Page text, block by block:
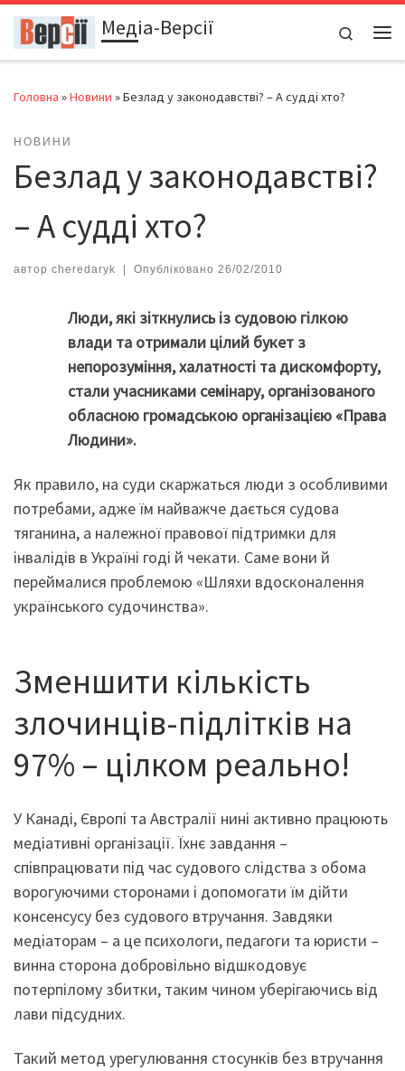
Перейти до вмістуМедіа-Версії
Search
Головна »Новини »Безлад у законодавстві? – А судді хто?
НОВИНИ
Безлад у законодавстві?
– А судді хто?
автор cheredaryk | Опубліковано 26/02/2010
Люди, які зіткнулись із судовою гілкою
влади та отримали цілий букет з
непорозуміння, халатності та дискомфорту,
стали учасниками семінару, організованого
обласною громадською організацією «Права
Людини».
Як правило, на суди скаржаться люди з особливими
потребами, адже їм найважче дається судова
тяганина, а належної правової підтримки для
інвалідів в Україні годі й чекати. Саме вони й
переймалися проблемою «Шляхи вдосконалення
українського судочинства».
Зменшити кількість
злочинців-підлітків на
97% – цілком реально!
У Канаді, Європі та Австралії нині активно працюють
медіативні організації. Їхнє завдання –
співпрацювати під час судового слідства з обома
ворогуючими сторонами і допомогати їм дійти
консенсусу без судового втручання. Завдяки
медіаторам – а це психологи, педагоги та юристи –
винна сторона добровільно відшкодовує
потерпілому збитки, таким чином уберігаючись від
лави підсудних.
Такий метод урегулювання стосунків без втручання